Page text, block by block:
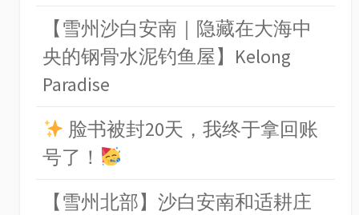
【雪州沙白安南｜隐藏在大海中
央的钢骨水泥钓鱼屋】Kelong
Paradise
脸书被封20天，我终于拿回账
号了！
【雪州北部】沙白安南和适耕庄